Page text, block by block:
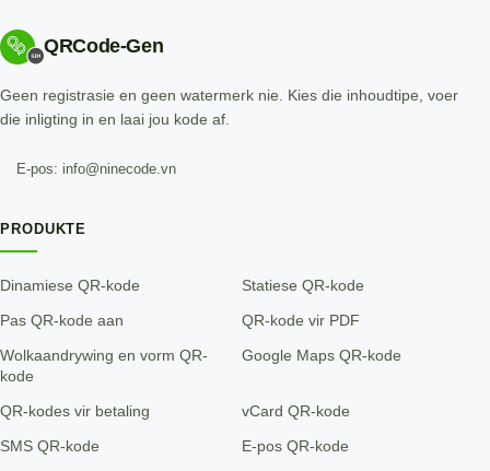
QRCode-Gen
Geen registrasie en geen watermerk nie. Kies die inhoudtipe, voer
die inligting in en laai jou kode af.
E-pos: info@ninecode.vn
PRODUKTE
Dinamiese QR-kode Statiese QR-kode
Pas QR-kode aan QR-kode vir PDF
Wolkaandrywing en vorm QR-
kode
Google Maps QR-kode
QR-kodes vir betaling vCard QR-kode
SMS QR-kode E-pos QR-kode